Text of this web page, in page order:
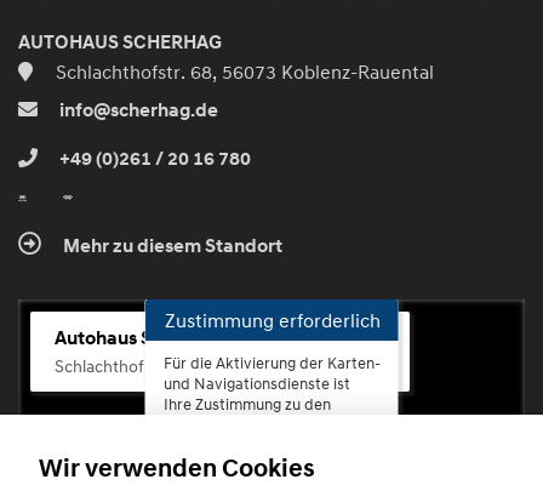
AUTOHAUS SCHERHAG
Schlachthofstr. 68, 56073 Koblenz-Rauental
info@scherhag.de
+49 (0)261 / 20 16 780
Mehr zu diesem Standort
Autohaus Scherhag
Schlachthofstr. 68, 56073 Koblenz-Rauental
Zustimmung erforderlich
Für die Aktivierung der Karten-
und Navigationsdienste ist
Ihre Zustimmung zu den
erforderlich.
Wir verwenden Cookies